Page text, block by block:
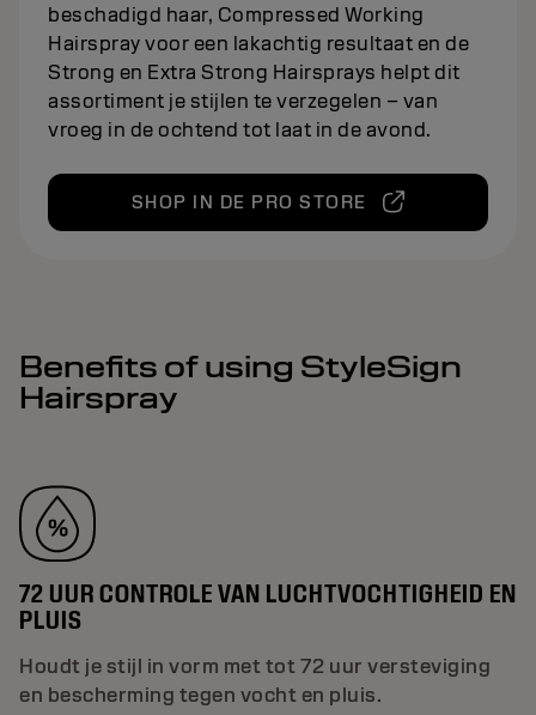
beschadigd haar, Compressed Working
Hairspray voor een lakachtig resultaat en de
Strong en Extra Strong Hairsprays helpt dit
assortiment je stijlen te verzegelen – van
vroeg in de ochtend tot laat in de avond.
SHOP IN DE PRO STORE
Benefits of using StyleSign
Hairspray
72 UUR CONTROLE VAN LUCHTVOCHTIGHEID EN
PLUIS
Houdt je stijl in vorm met tot 72 uur versteviging
en bescherming tegen vocht en pluis.